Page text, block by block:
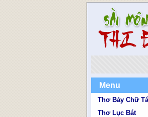
Menu
Thơ Bảy Chữ
Thơ Lục Bát